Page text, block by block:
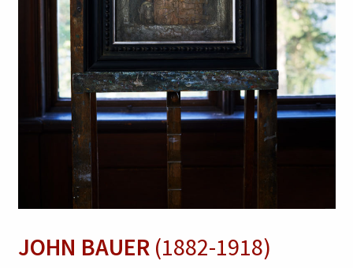
JOHN BAUER(1882-1918)